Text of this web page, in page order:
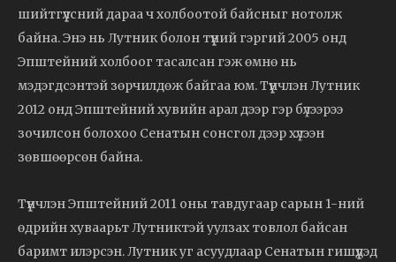
шийтгүүлсний дараа ч холбоотой байсныг нотолж
байна. Энэ нь Лутник болон түүний гэргий 2005 онд
Эпштейний холбоог тасалсан гэж өмнө нь
мэдэгдсэнтэй зөрчилдөж байгаа юм. Түүнчлэн Лутник
2012 онд Эпштейний хувийн арал дээр гэр бүлээрээ
зочилсон болохоо Сенатын сонсгол дээр хүлээн
зөвшөөрсөн байна.
Түүнчлэн Эпштейний 2011 оны тавдугаар сарын 1-ний
өдрийн хуваарьт Лутниктэй уулзах товлол байсан
баримт илэрсэн. Лутник уг асуудлаар Сенатын гишүүдэд